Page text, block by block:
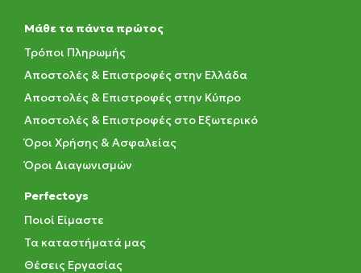
Μάθε τα πάντα πρώτος
Τρόποι Πληρωμής
Αποστολές & Επιστροφές στην Ελλάδα
Αποστολές & Επιστροφές στην Κύπρο
Αποστολές & Επιστροφές στο Εξωτερικό
Όροι Χρήσης & Ασφαλείας
Όροι Διαγωνισμών
Perfectoys
Ποιοί Είμαστε
Τα καταστήματά μας
Θέσεις Εργασίας